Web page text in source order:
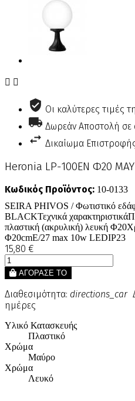
 
Οι καλύτερες τιμές
Δωρεάν Αποστολή σε
Δικαίωμα
Heronia LP-100ΕΝ Φ20
Κωδικός Προϊόντος: 10-0133
SEIRA PHIVOS / Φωτιστικό
BLACKΤεχνικά
πλαστική (ακρυλική) λευκή
Φ20cmE/27 max 10w LEDIP23
15,80 €
ΑΓΟΡΑΣΕ ΤΟ
Διαθεσιμότητα: directions_car
ημέρες
Υλικό Κατασκευής
Πλαστικό
Χρώμα
Μαύρο
Χρώμα
Λευκό